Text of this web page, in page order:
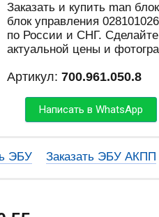
Заказать и купить man
блок управления
по России и СНГ.
актуальной цены и
Артикул: 700.961.050.8
Написать в WhatsApp
ЭБУ Заказать ЭБУ АКПП